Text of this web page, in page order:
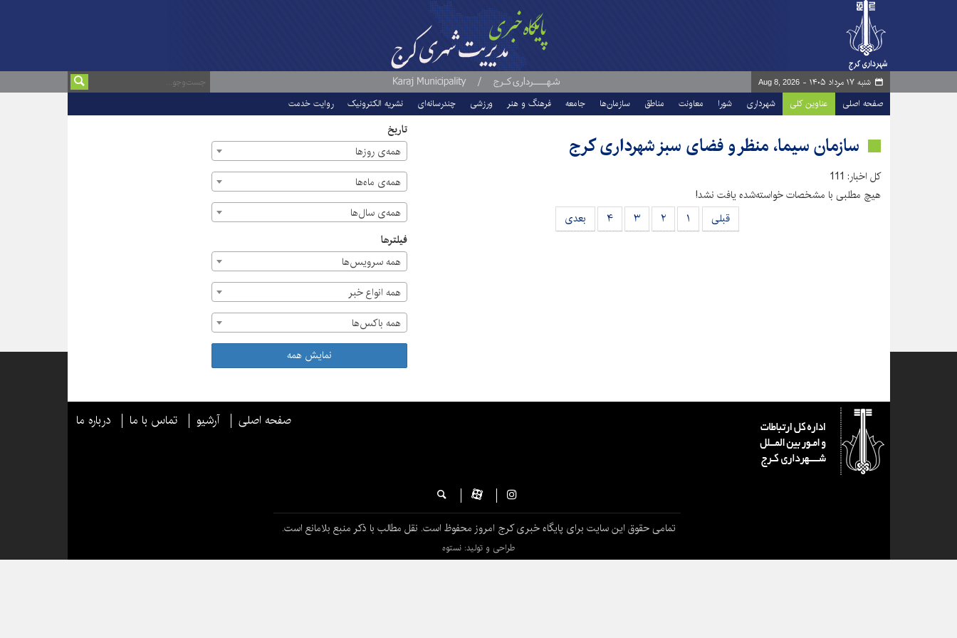
شنبه ۱۷ مرداد ۱۴۰۵ - Aug 8, 2026
صفحه اصلی عناوین کلی شهرداری شورا معاونت مناطق سازمان‌ها جامعه فرهنگ و هنر ورزشی چندرسانه‌ای نشریه الکترونیک روایت خدمت
سازمان سیما، منظر و فضای سبز شهرداری کرج
کل اخبار: 111
هیچ مطلبی با مشخصات خواسته‌شده یافت نشد!
قبلی
۱ ۲ ۳ ۴ بعدی
تاریخ
همه‌ی روزها
همه‌ی ماه‌ها
همه‌ی سال‌ها
فیلترها
همه سرویس‌ها
همه انواع خبر
همه باکس‌ها
نمایش همه
صفحه اصلی آرشیو تماس با ما درباره ما
تمامی حقوق این سایت برای پایگاه خبری کرج امروز محفوظ است. نقل مطالب با ذکر منبع بلامانع است.
طراحی و تولید: نستوه